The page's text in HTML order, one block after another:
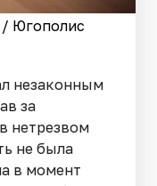
Югополис
незаконным
за
нетрезвом
не была
в момент